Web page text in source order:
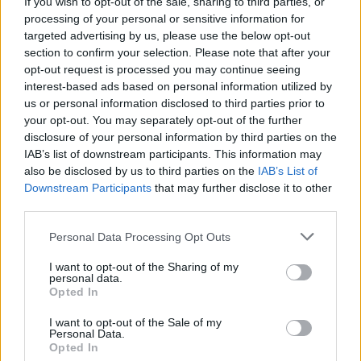
processing of your personal or sensitive information for
targeted advertising by us, please use the below opt-out
section to confirm your selection. Please note that after your
opt-out request is processed you may continue seeing
interest-based ads based on personal information utilized by
us or personal information disclosed to third parties prior to
your opt-out. You may separately opt-out of the further
disclosure of your personal information by third parties on the
IAB’s list of downstream participants. This information may
also be disclosed by us to third parties on the IAB’s List of
Downstream Participants that may further disclose it to other
Personal Data Processing Opt Outs
I want to opt-out of the Sharing of my
personal data.
Opted In
I want to opt-out of the Sale of my
Personal Data.
Opted In
05:41
Φεύγουμε για διακοπές; Τα 7 πράγματα που πρέπει να
κάνουμε στο σπίτι πριν κλείσουμε την πόρτα
04:11
Μαγειρεμένο ρύζι: Πόσο διατηρείται στο ψυγείο και τα
συχνά λάθη που πρέπει να προσέξουμε
03:16
Οι ειδικοί εξηγούν: Το κλιματιστικό ρυθμίζει τη
θερμοκρασία, ο ανεμιστήρας οροφής αλλάζει την
02:30
01:30
καλοκαίρι